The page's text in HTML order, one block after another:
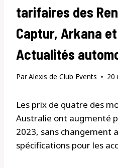
tarifaires des
Captur, Arkana
Actualités
ParAlexis de Club Events 20
Les prix de quatre des
Australie ont augmenté
2023, sans changement
spécifications pour les